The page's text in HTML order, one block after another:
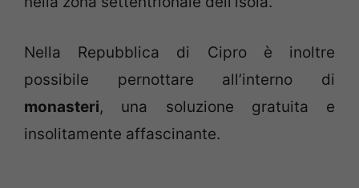
Nella Repubblica di Cipro è inoltre
possibile pernottare all’interno di
monasteri, una soluzione gratuita e
insolitamente affascinante.